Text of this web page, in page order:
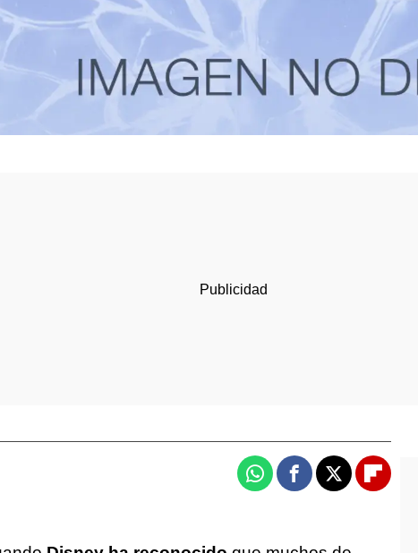
WhatsappFacebook
X